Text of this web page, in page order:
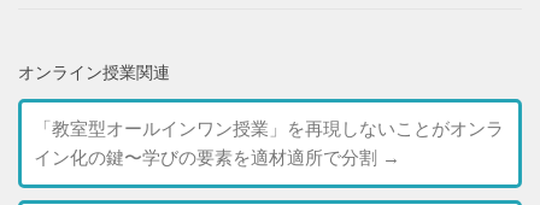
オンライン授業関連
「教室型オールインワン授業」を再現しないことがオンラ
イン化の鍵〜学びの要素を適材適所で分割 →